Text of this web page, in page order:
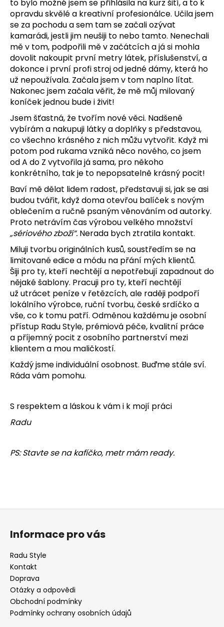
to bylo možné jsem se přihlásila na kurz šití, a to k
opravdu skvělé a kreativní profesionálce. Učila jsem
se za pochodu a sem tam se začali ozývat
kamarádi, jestli jim neušiji to nebo tamto. Nenechali
mě v tom, podpořili mě v začátcích a já si mohla
dovolit nakoupit první metry látek, příslušenství, a
dokonce i první profi stroj od jedné dámy, která ho
už nepoužívala. Začala jsem v tom naplno lítat.
Nakonec jsem začala věřit, že mě můj milovaný
koníček jednou bude i živit!
Jsem šťastná, že tvořím nové věci. Nadšeně
vybírám a nakupuji látky a doplňky s představou,
covšechno krásného z nich můžu vytvořit. Když mi
potom pod rukama vzniká něco nového, co jsem
odA do Z vytvořila já sama, pro někoho
konkrétního, tak je to nepopsatelně krásný pocit!
Baví mě dělat lidem radost, představuji si, jak se asi
budou tvářit, když doma otevřou balíček s novým
oblečením a ručně psaným věnováním od autorky.
Proto netrávím čas výrobou velkého množství
„sériovéhozboží“. Nerada bych ztratila kontakt.
Miluji tvorbu originálních kusů, soustředím se na
limitované edice a módu na přání mých klientů.
Šiji pro ty, kteří nechtějí a nepotřebují zapadnout do
nějaké šablony. Pracuji pro ty, kteří nechtějí
už utrácet peníze v řetězcích, ale raději podpoří
lokálního výrobce, ruční tvorbu, české srdíčko a
vše, co k tomu patří. Odměnou každému je osobní
přístup Radu Style, prémiová péče, kvalitní práce
a příjemný pocit z osobního partnerství mezi
klientem a mou maličkostí.
Každý jsme individuální osobnost. Buďme stále sví.
Ráda vám pomohu.
S respektem a láskou k vám i k mojí práci
Radu
PS: Stavte se na kafíčko, metr mám ready.
Z
Informace pro vás
Radu Style
Kontakt
Doprava
Otázky a odpovědi
Obchodní podmínky
Podmínky ochrany osobních údajů